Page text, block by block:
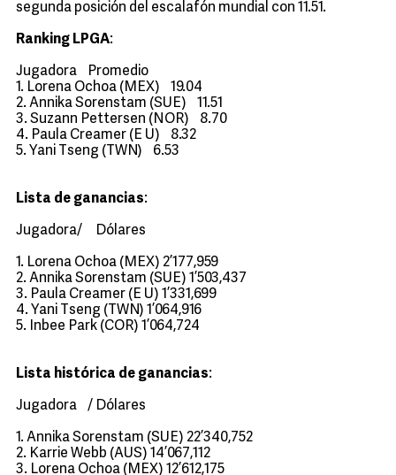
segunda posición del escalafón mundial con 11.51.
Ranking LPGA:
Jugadora Promedio
1. Lorena Ochoa (MEX) 19.04
2. Annika Sorenstam (SUE) 11.51
3. Suzann Pettersen (NOR) 8.70
4. Paula Creamer (E U) 8.32
5. Yani Tseng (TWN) 6.53
Lista de ganancias:
Jugadora/ Dólares
1. Lorena Ochoa (MEX) 2’177,959
2. Annika Sorenstam (SUE) 1’503,437
3. Paula Creamer (E U) 1’331,699
4. Yani Tseng (TWN) 1’064,916
5. Inbee Park (COR) 1’064,724
Lista histórica de ganancias:
Jugadora / Dólares
1. Annika Sorenstam (SUE) 22’340,752
2. Karrie Webb (AUS) 14’067,112
3. Lorena Ochoa (MEX) 12’612,175